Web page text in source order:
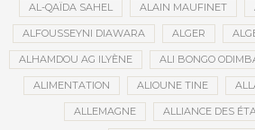
AL-QAÏDA SAHEL ALAIN MAUFINET
ALFOUSSEYNI DIAWARA ALGER
ALHAMDOU AG ILYÈNE ALI BONGO
ALIMENTATION ALIOUNE TINE
ALLEMAGNE ALLIANCE DES